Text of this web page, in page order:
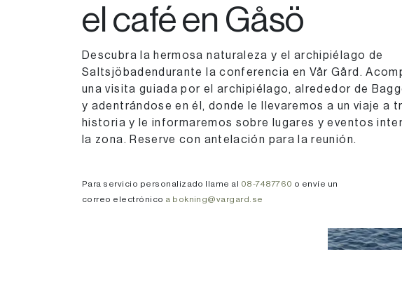
el café en Gåsö
Descubra la hermosa naturaleza y el archipiélago de
Saltsjöbadendurante la conferencia en Vår Gård.
una visita guiada por el archipiélago, alrededor de
y adentrándose en él, donde le llevaremos a un viaje a
historia y le informaremos sobre lugares y eventos
la zona. Reserve con antelación para la reunión.
Para servicio personalizado llame al 08-7487760 o envíe un
correo electrónico a bokning@vargard.se